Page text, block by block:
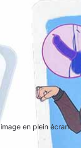
en plein écran